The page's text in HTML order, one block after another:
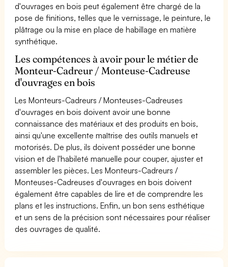
d'ouvrages en bois peut également être chargé de la
pose de finitions, telles que le vernissage, le peinture, le
plâtrage ou la mise en place de habillage en matière
synthétique.
Les compétences à avoir pour le métier de
Monteur-Cadreur / Monteuse-Cadreuse
d'ouvrages en bois
Les Monteurs-Cadreurs / Monteuses-Cadreuses
d'ouvrages en bois doivent avoir une bonne
connaissance des matériaux et des produits en bois,
ainsi qu'une excellente maîtrise des outils manuels et
motorisés. De plus, ils doivent posséder une bonne
vision et de l'habileté manuelle pour couper, ajuster et
assembler les pièces. Les Monteurs-Cadreurs /
Monteuses-Cadreuses d'ouvrages en bois doivent
également être capables de lire et de comprendre les
plans et les instructions. Enfin, un bon sens esthétique
et un sens de la précision sont nécessaires pour réaliser
des ouvrages de qualité.